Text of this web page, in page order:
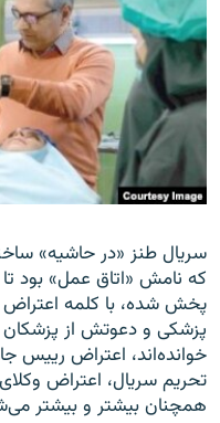
به ما بپیوندید
زبان‌های دیگر
سریال طنز «در حاشیه»
پخش شده، با کلمه
پزشکی و دعوتش از پزشکان
خوانده‌اند، اعتراض رییس
تحریم سریال، اعتراض
همچنان بیشتر و بیشتر